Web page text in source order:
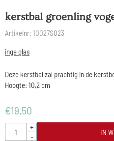
kerstbal groenling
Artikelnr: 10027S023
inge glas
Deze kerstbal zal prachtig in de
Hoogte: 10,2 cm
€19,50
Aantal
+
-
IN